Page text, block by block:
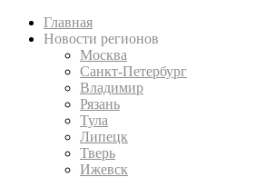
Главная
Новости регионов
Москва
Санкт-Петербург
Владимир
Рязань
Тула
Липецк
Тверь
Ижевск